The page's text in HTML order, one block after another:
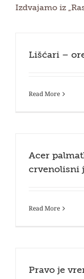
Izdvajamo iz
Lišćari –
Read More
Acer
crvenolisni
Read More
Pravo je